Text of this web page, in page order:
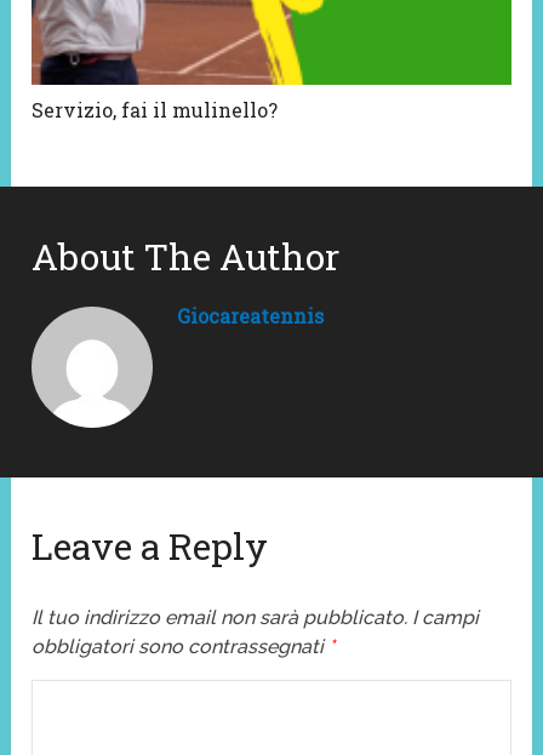
Servizio, fai il mulinello?
About The Author
Giocareatennis
Leave a Reply
Il tuo indirizzo email non sarà pubblicato. I campi
obbligatori sono contrassegnati *